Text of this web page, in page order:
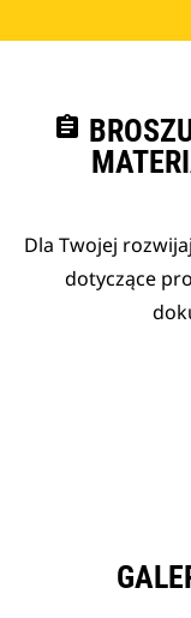
assignment
Dla Twojej
dotyczące